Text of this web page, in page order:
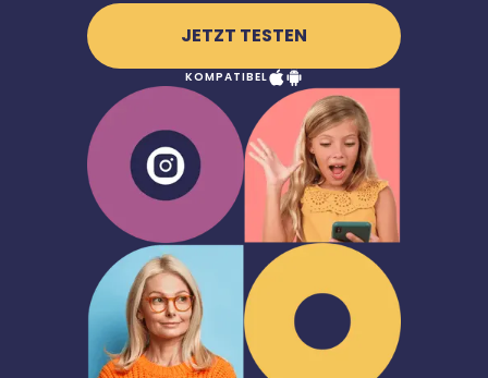
JETZT TESTEN
KOMPATIBEL